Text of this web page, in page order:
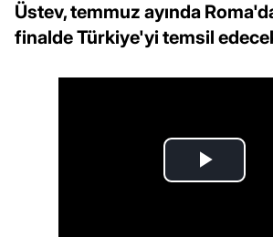
Üstev, temmuz ayında
finalde Türkiye'yi temsil